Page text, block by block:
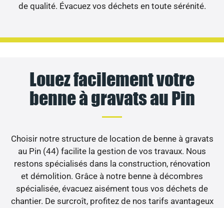
de qualité. Évacuez vos déchets en toute sérénité.
Louez facilement votre
benne à gravats au Pin
Choisir notre structure de location de benne à gravats
au Pin (44) facilite la gestion de vos travaux. Nous
restons spécialisés dans la construction, rénovation
et démolition. Grâce à notre benne à décombres
spécialisée, évacuez aisément tous vos déchets de
chantier. De surcroît, profitez de nos tarifs avantageux